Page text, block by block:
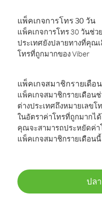
แพ็คเกจการโทร 30 วัน
แพ็คเกจการโทร 30 วันช่
ประเทศยังปลายทางที่คุณ
โทรที่ถูกมากของ Viber
แพ็คเกจสมาชิกรายเดือน
แพ็คเกจสมาชิกรายเดือน
ต่างประเทศถึงหมายเลข
ในอัตราค่าโทรที่ถูกมากไ
คุณจะสามารถประหยัดค่
แพ็คเกจสมาชิกรายเดือนนี้
ปล